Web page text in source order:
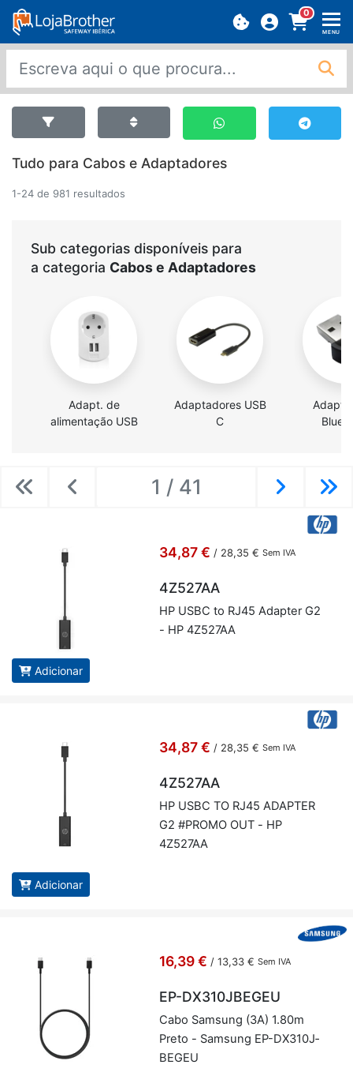
0
MENU
Tudo para Cabos e Adaptadores
1-24 de 981 resultados
Sub categorias disponíveis para
a categoria Cabos e Adaptadores
Adapt. de
alimentação USB
Adaptadores USB
C
PreviousPrevious 1 / 41 Next
34,87 € / 28,35 € Sem IVA
4Z527AA
HP USBC to RJ45 Adapter G2
- HP 4Z527AA
Adicionar
34,87 € / 28,35 € Sem IVA
4Z527AA
HP USBC TO RJ45 ADAPTER
G2 #PROMO OUT - HP
4Z527AA
Adicionar
16,39 € / 13,33 € Sem IVA
EP-DX310JBEGEU
Cabo Sam­sung (3A) 1.80m
Preto - Sam­sung EP-DX310J­
BEGEU